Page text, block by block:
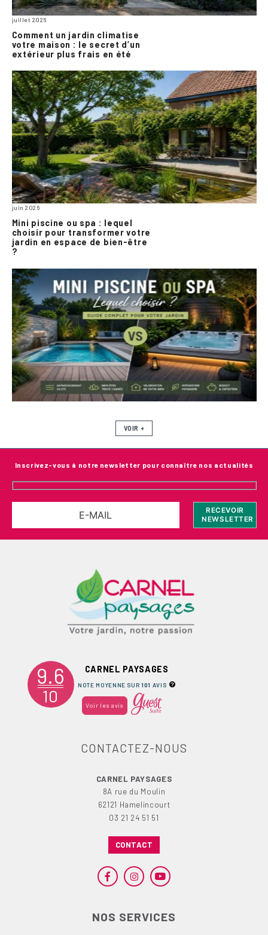
juillet 2026
Comment un jardin climatise
votre maison : le secret d’un
extérieur plus frais en été
juin 2026
Mini piscine ou spa : lequel
choisir pour transformer votre
jardin en espace de bien-être
?
VOIR +
Inscrivez-vous à notre newsletter pour connaître nos actualités
9.6
10
CARNEL PAYSAGES
NOTE MOYENNE SUR101 AVIS
Voir les avis
CONTACTEZ-NOUS
CARNEL PAYSAGES
8A rue du Moulin
62121 Hamelincourt
03 21 24 51 51
CONTACT
NOS SERVICES